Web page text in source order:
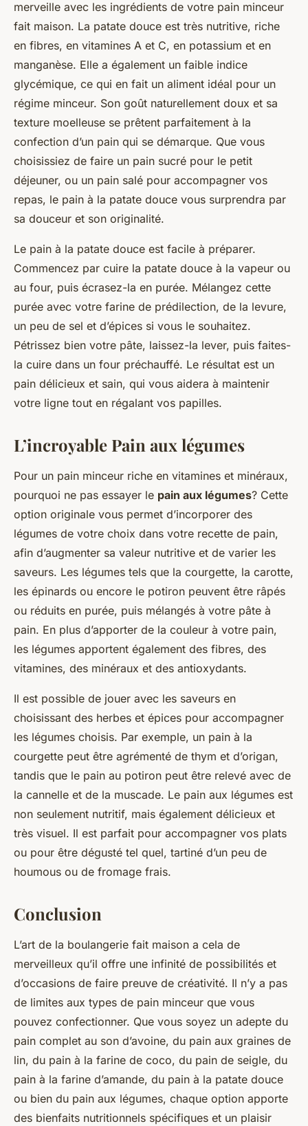
merveille avec les ingrédients de votre pain minceur
fait maison. La patate douce est très nutritive, riche
en fibres, en vitamines A et C, en potassium et en
manganèse. Elle a également un faible indice
glycémique, ce qui en fait un aliment idéal pour un
régime minceur. Son goût naturellement doux et sa
texture moelleuse se prêtent parfaitement à la
confection d’un pain qui se démarque. Que vous
choisissiez de faire un pain sucré pour le petit
déjeuner, ou un pain salé pour accompagner vos
repas, le pain à la patate douce vous surprendra par
sa douceur et son originalité.
Le pain à la patate douce est facile à préparer.
Commencez par cuire la patate douce à la vapeur ou
au four, puis écrasez-la en purée. Mélangez cette
purée avec votre farine de prédilection, de la levure,
un peu de sel et d’épices si vous le souhaitez.
Pétrissez bien votre pâte, laissez-la lever, puis faites-
la cuire dans un four préchauffé. Le résultat est un
pain délicieux et sain, qui vous aidera à maintenir
votre ligne tout en régalant vos papilles.
L’incroyable Pain aux légumes
Pour un pain minceur riche en vitamines et minéraux,
pourquoi ne pas essayer le pain aux légumes? Cette
option originale vous permet d’incorporer des
légumes de votre choix dans votre recette de pain,
afin d’augmenter sa valeur nutritive et de varier les
saveurs. Les légumes tels que la courgette, la carotte,
les épinards ou encore le potiron peuvent être râpés
ou réduits en purée, puis mélangés à votre pâte à
pain. En plus d’apporter de la couleur à votre pain,
les légumes apportent également des fibres, des
vitamines, des minéraux et des antioxydants.
Il est possible de jouer avec les saveurs en
choisissant des herbes et épices pour accompagner
les légumes choisis. Par exemple, un pain à la
courgette peut être agrémenté de thym et d’origan,
tandis que le pain au potiron peut être relevé avec de
la cannelle et de la muscade. Le pain aux légumes est
non seulement nutritif, mais également délicieux et
très visuel. Il est parfait pour accompagner vos plats
ou pour être dégusté tel quel, tartiné d’un peu de
houmous ou de fromage frais.
Conclusion
L’art de la boulangerie fait maison a cela de
merveilleux qu’il offre une infinité de possibilités et
d’occasions de faire preuve de créativité. Il n’y a pas
de limites aux types de pain minceur que vous
pouvez confectionner. Que vous soyez un adepte du
pain complet au son d’avoine, du pain aux graines de
lin, du pain à la farine de coco, du pain de seigle, du
pain à la farine d’amande, du pain à la patate douce
ou bien du pain aux légumes, chaque option apporte
des bienfaits nutritionnels spécifiques et un plaisir